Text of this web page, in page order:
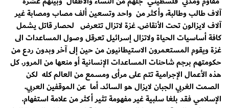
آلاف طالب وطالبة، وأكثر من واحد وتسعين ألف مصاب ومصابة غير
آلاف لايزالون تحت الأنقاض. غزة لاتزال تتعرض لحصار قاتل يشمل
كافة أساسيات الحياة ولاتزال إسرائيل تعرقل وصول المساعدات الى
غزة ويقوم المستعمرون الاستيطانيون من حين إلى آخر وبدون ردع من
حكومتهم برجم شاحنات المساعدات الإنسانية أو منعها من المرور. كل
هذه الأعمال الإجرامية تتم على مرأى ومسمع من العالم كله لكن
الصمت الغربي الجبان لايزال هو السائد. أما عن الموقفين العربي.
الإسلامي فقد بلغا سلبية غير مفهومة تثير أكثر من علامة استفهام.